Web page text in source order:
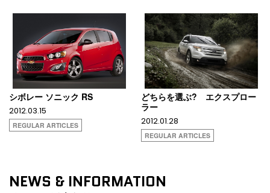
シボレー ソニック RS
2012.03.15
REGULAR ARTICLES
どちらを選ぶ? エクスプロー
ラー
2012.01.28
REGULAR ARTICLES
NEWS & INFORMATION